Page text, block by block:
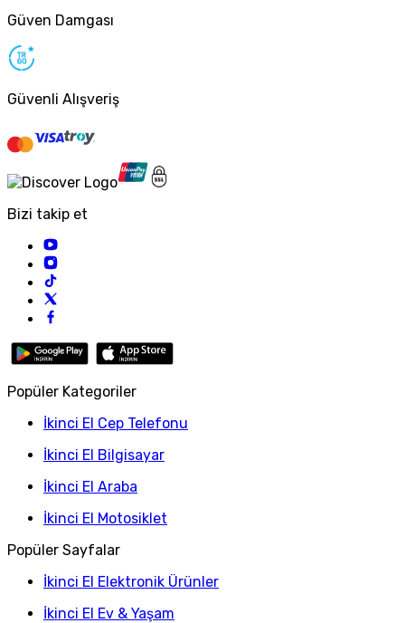
Güven Damgası
Güvenli Alışveriş
Bizi takip et
Popüler Kategoriler
İkinci El Cep Telefonu
İkinci El Bilgisayar
İkinci El Araba
İkinci El Motosiklet
Popüler Sayfalar
İkinci El Elektronik Ürünler
İkinci El Ev & Yaşam